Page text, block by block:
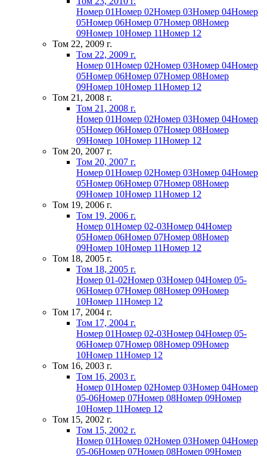
Номер 01Номер 02Номер 03Номер 04Номер
05Номер 06Номер 07Номер 08Номер
09Номер 10Номер 11Номер 12
Том 22, 2009 г.
Том 22, 2009 г.
Номер 01Номер 02Номер 03Номер 04Номер
05Номер 06Номер 07Номер 08Номер
09Номер 10Номер 11Номер 12
Том 21, 2008 г.
Том 21, 2008 г.
Номер 01Номер 02Номер 03Номер 04Номер
05Номер 06Номер 07Номер 08Номер
09Номер 10Номер 11Номер 12
Том 20, 2007 г.
Том 20, 2007 г.
Номер 01Номер 02Номер 03Номер 04Номер
05Номер 06Номер 07Номер 08Номер
09Номер 10Номер 11Номер 12
Том 19, 2006 г.
Том 19, 2006 г.
Номер 01Номер 02-03Номер 04Номер
05Номер 06Номер 07Номер 08Номер
09Номер 10Номер 11Номер 12
Том 18, 2005 г.
Том 18, 2005 г.
Номер 01-02Номер 03Номер 04Номер 05-
06Номер 07Номер 08Номер 09Номер
10Номер 11Номер 12
Том 17, 2004 г.
Том 17, 2004 г.
Номер 01Номер 02-03Номер 04Номер 05-
06Номер 07Номер 08Номер 09Номер
10Номер 11Номер 12
Том 16, 2003 г.
Том 16, 2003 г.
Номер 01Номер 02Номер 03Номер 04Номер
05-06Номер 07Номер 08Номер 09Номер
10Номер 11Номер 12
Том 15, 2002 г.
Том 15, 2002 г.
Номер 01Номер 02Номер 03Номер 04Номер
05-06Номер 07Номер 08Номер 09Номер